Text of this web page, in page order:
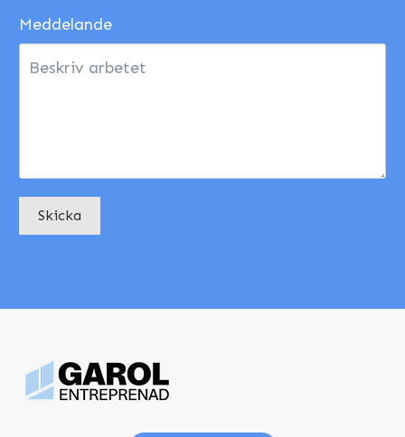
Meddelande
Skicka